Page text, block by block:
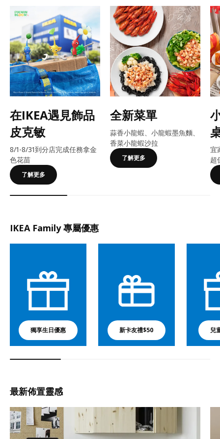
在IKEA遇見飾品
皮克敏
8/1-8/31到分店完成任務拿金
色花苗
了解更多
全新菜單
蒜香小龍蝦、小龍蝦墨魚麵、
香菜小龍蝦沙拉
了解更多
宜
超
IKEA Family 專屬優惠
獨享生日優惠 新卡友禮$50 兒
最新佈置靈感